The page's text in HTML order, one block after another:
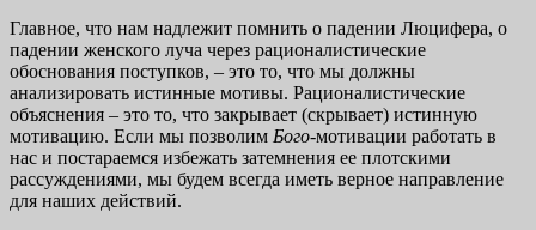
Главное, что нам надлежит помнить о падении Люцифера, о
падении женского луча через рационалистические
обоснования поступков, – это то, что мы должны
анализировать истинные мотивы. Рационалистические
объяснения – это то, что закрывает (скрывает) истинную
мотивацию. Если мы позволим Бого-мотивации работать в
нас и постараемся избежать затемнения ее плотскими
рассуждениями, мы будем всегда иметь верное направление
для наших действий.